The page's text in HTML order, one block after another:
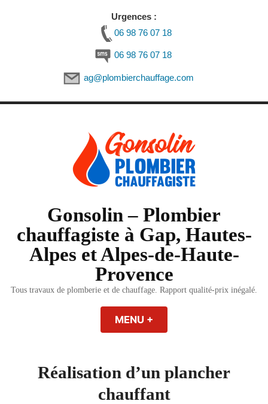
Urgences :
06 98 76 07 18
06 98 76 07 18
ag@plombierchauffage.com
Gonsolin – Plombier
chauffagiste à Gap, Hautes-
Alpes et Alpes-de-Haute-
Provence
Tous travaux de plomberie et de chauffage. Rapport qualité-prix inégalé.
MENU +
Réalisation d’un plancher
chauffant